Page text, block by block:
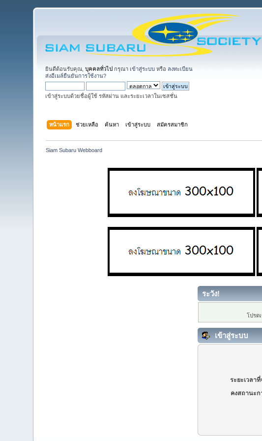
ยินดีต้อนรับคุณ,บุคคลทั่วไป กรุณา เข้าสู่ระบบ หรือ ลงทะเบียน
ส่งอีเมล์ยืนยันการใช้งาน?
เข้าสู่ระบบด้วยชื่อผู้ใช้ รหัสผ่าน และระยะเวลาในเซสชั่น
หน้าแรก ช่วยเหลือ ค้นหา เข้าสู่ระบบ สมัครสมาชิก
Siam Subaru Webboard
ระวัง!
โปรด
เข้าสู่ระบบ
ระยะเวลา
คงสถานะก